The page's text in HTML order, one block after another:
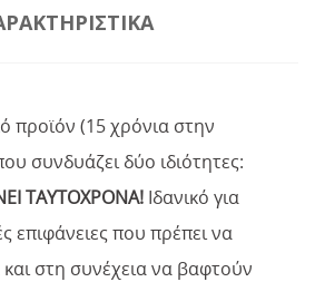
προϊόν (15 χρόνια στην
συνδυάζει δύο ιδιότητες:
ΤΑΥΤΟΧΡΟΝΑ! Ιδανικό για
επιφάνειες που πρέπει να
στη συνέχεια να βαφτούν